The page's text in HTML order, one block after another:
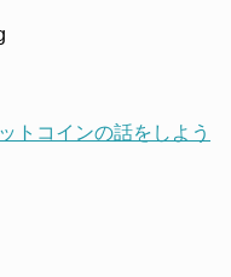
トコインの話をしよう